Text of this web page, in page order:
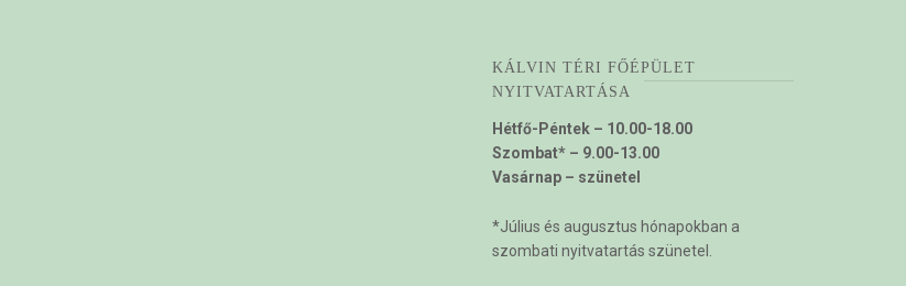
KÁLVIN TÉRI FŐÉPÜLET
NYITVATARTÁSA
Hétfő-Péntek – 10.00-18.00
Szombat* – 9.00-13.00
Vasárnap – szünetel
*Július és augusztus hónapokban a
szombati nyitvatartás szünetel.